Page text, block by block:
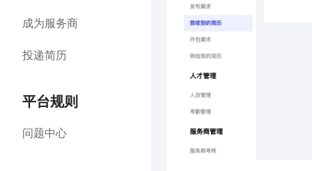
成为服务商
投递简历
平台规则
问题中心